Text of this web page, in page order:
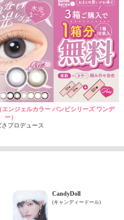
ンジェルカラー バンビシリーズ ワンデ
ー）
プロデュース